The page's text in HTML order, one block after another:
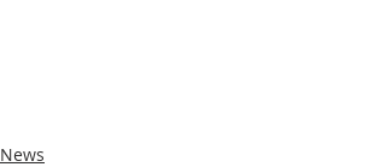
News